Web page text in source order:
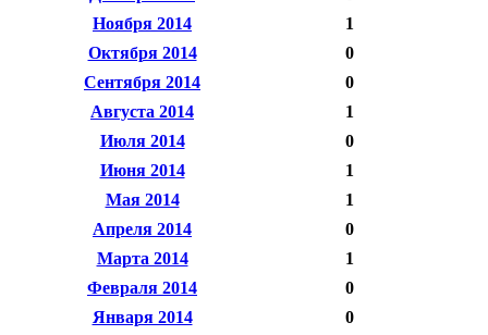
Ноября 2014
1
Октября 2014
0
Сентября 2014
0
Августа 2014
1
Июля 2014
0
Июня 2014
1
Мая 2014
1
Апреля 2014
0
Марта 2014
1
Февраля 2014
0
Января 2014
0